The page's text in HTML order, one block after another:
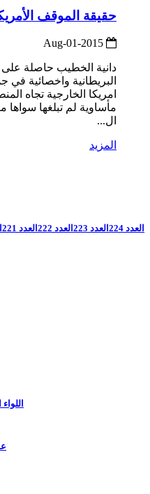
حقيقة الموقف
دانية الخطيب حاصلة على
البريطانية واخصائية
امريكا الخارجية تجاه
مأساوية لم تبلغها سواها
ال...
المزيد
العدد 224 العدد 223 العدد 222 العدد 221